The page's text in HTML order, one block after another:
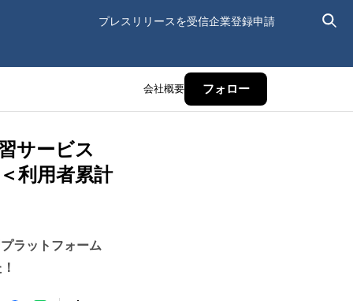
プレスリリースを受信企業登録申請
会社概要 フォロー
サービス
利用者累計
ラットフォーム